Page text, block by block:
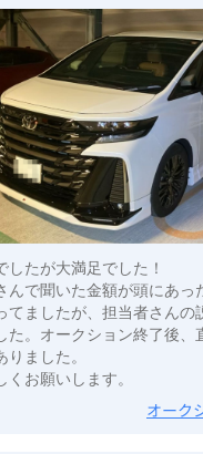
したが大満足でした！
んで聞いた金額が頭にあっ
てましたが、担当者さんの
た。オークション終了後、
りました。
くお願いします。
オーク